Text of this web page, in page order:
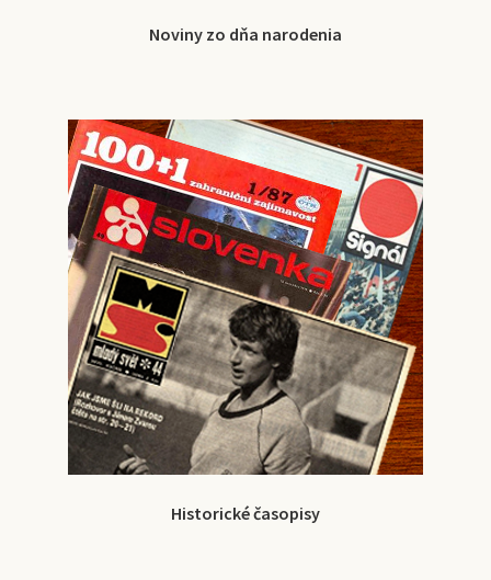
Noviny zo dňa narodenia
Historické časopisy